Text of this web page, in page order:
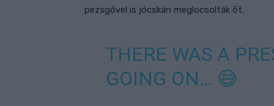
pezsgővel is jócskán meglocsolták őt.
THERE WAS A
GOING ON… 😅